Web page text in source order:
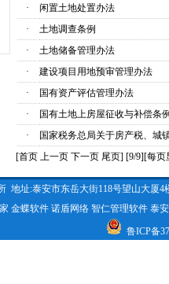
·
闲置土地处置办法
·
土地调查条例
·
土地储备管理办法
·
建设项目用地预审管理办法
·
国有资产评估管理办法
·
国有土地上房屋征收与补偿条
·
国家税务总局关于房产税、城
[首页 上一页 下一页 尾页] [9/9][每页
地址:泰安市东岳大街118号望山大厦4
金蝶软件 诺盾网络 智仁管理软件 泰
鲁ICP备